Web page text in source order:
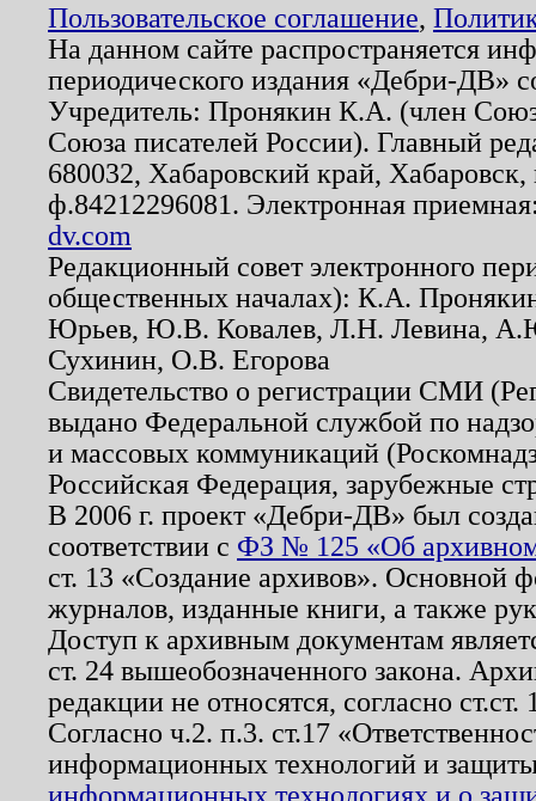
Пользовательское соглашение,
На данном сайте распространяется
периодического издания «Дебри-ДВ»
Учредитель: Пронякин К.А. (член
Союза писателей России). Главный
680032, Хабаровский край,
ф.84212296081. Электронная
dv.com
Редакционный совет электронного
общественных началах): К.А.
Юрьев, Ю.В. Ковалев, Л.Н. Левина,
Сухинин, О.В. Егорова
Свидетельство о регистрации СМИ
выдано Федеральной службой по
и массовых коммуникаций
Российская Федерация, зарубежные
В 2006 г. проект «Дебри-ДВ» был
соответствии с ФЗ № 125 «Об
ст. 13 «Создание архивов». Основной
журналов, изданные книги, а также
Доступ к архивным документам
ст. 24 вышеобозначенного закона.
редакции не относятся, согласно
Согласно ч.2. п.3. ст.17
информационных технологий и
информационных технологиях и о